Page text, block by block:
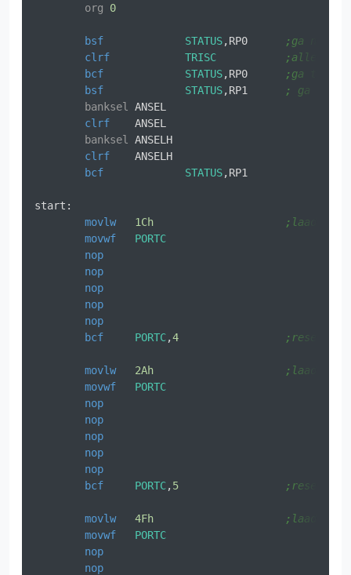
org 0
bsf STATUS
;ga naar
clrf
TRISC
;alle C
bcf
STATUS
;ga terug
bsf
STATUS
; ga naar
banksel
clrf
banksel
clrf
bcf
STATUS,RP1
start:
movlw
1Ch
;laad hex
movwf
PORTC
nop
nop
nop
nop
nop
bcf
PORTC,4 ;reset het
movlw 2Ah
;laad hex
movwf
PORTC
nop
nop
nop
nop
nop
bcf
PORTC,5 ;reset het
movlw 4Fh
;laad hex
movwf
PORTC
nop
nop